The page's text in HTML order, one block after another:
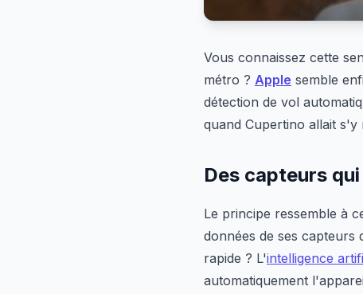
Vous connaissez cette
métro ? Apple semble
détection de vol
quand Cupertino allait s'y
Des capteurs
Le principe ressemble à
données de ses capteurs
rapide ? L'intelligence
automatiquement